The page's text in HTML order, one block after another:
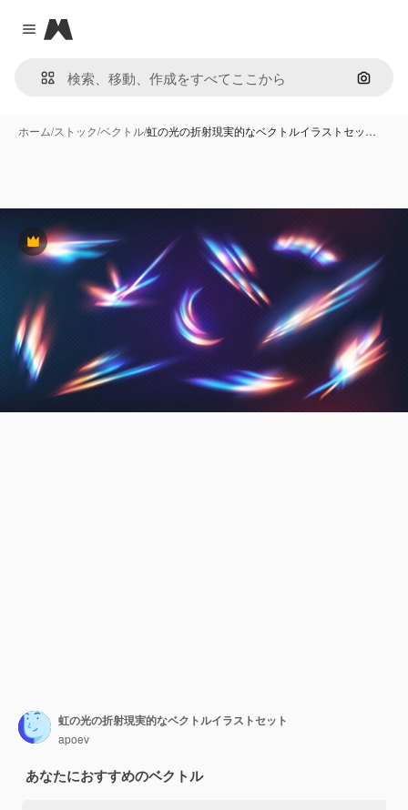
Close menu
Magnific
画像で
ホーム/ストック/ベクトル/虹の光の折射現実的なベクトルイラストセッ…
Premium
虹の光の折射現実的なベクトルイラストセット
apoev
あなたにおすすめのベクトル